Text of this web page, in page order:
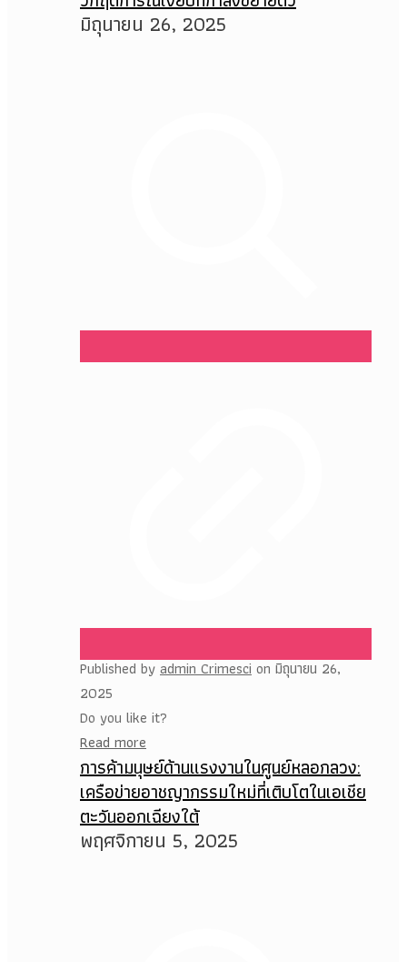
มิถุนายน 26, 2025
Published by admin Crimesci on มิถุนายน 26,
2025
Do you like it?
Read more
การค้ามนุษย์ด้านแรงงานในศูนย์หลอกลวง:
เครือข่ายอาชญากรรมใหม่ที่เติบโตในเอเชีย
ตะวันออกเฉียงใต้
พฤศจิกายน 5, 2025